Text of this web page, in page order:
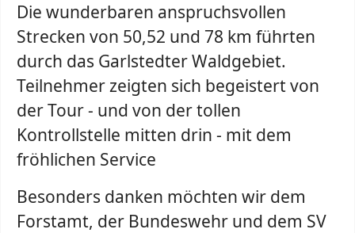
Die wunderbaren anspruchsvollen
Strecken von 50,52 und 78 km führten
durch das Garlstedter Waldgebiet.
Teilnehmer zeigten sich begeistert von
der Tour - und von der tollen
Kontrollstelle mitten drin - mit dem
fröhlichen Service
Besonders danken möchten wir dem
Forstamt, der Bundeswehr und dem SV